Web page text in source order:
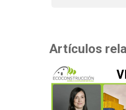
Artículos